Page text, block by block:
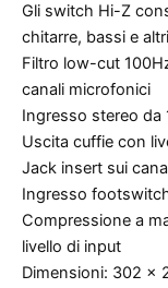
Gli switch Hi-Z
chitarre, bassi e
Filtro low-cut
canali microfonici
Ingresso stereo da
Uscita cuffie con
Jack insert sui
Ingresso
Compressione a
livello di input
Dimensioni: 302 x